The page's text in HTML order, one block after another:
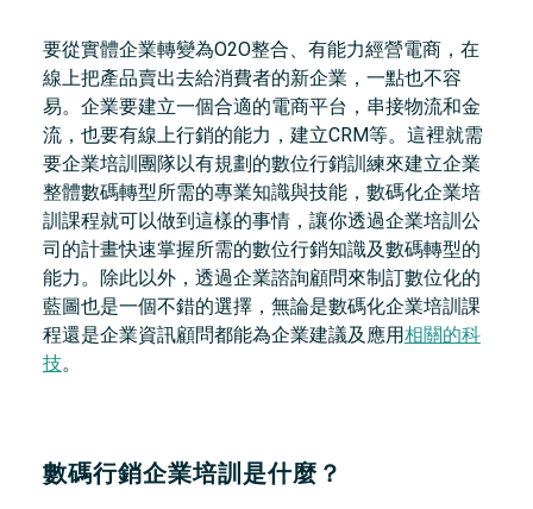
要從實體企業轉變為O2O整合、有能力經營電商，在
線上把產品賣出去給消費者的新企業，一點也不容
易。企業要建立一個合適的電商平台，串接物流和金
流，也要有線上行銷的能力，建立CRM等。這裡就需
要企業培訓團隊以有規劃的數位行銷訓練來建立企業
整體數碼轉型所需的專業知識與技能，數碼化企業培
訓課程就可以做到這樣的事情，讓你透過企業培訓公
司的計畫快速掌握所需的數位行銷知識及數碼轉型的
能力。除此以外，透過企業諮詢顧問來制訂數位化的
藍圖也是一個不錯的選擇，無論是數碼化企業培訓課
程還是企業資訊顧問都能為企業建議及應用相關的科
技。
數碼行銷企業培訓是什麼？